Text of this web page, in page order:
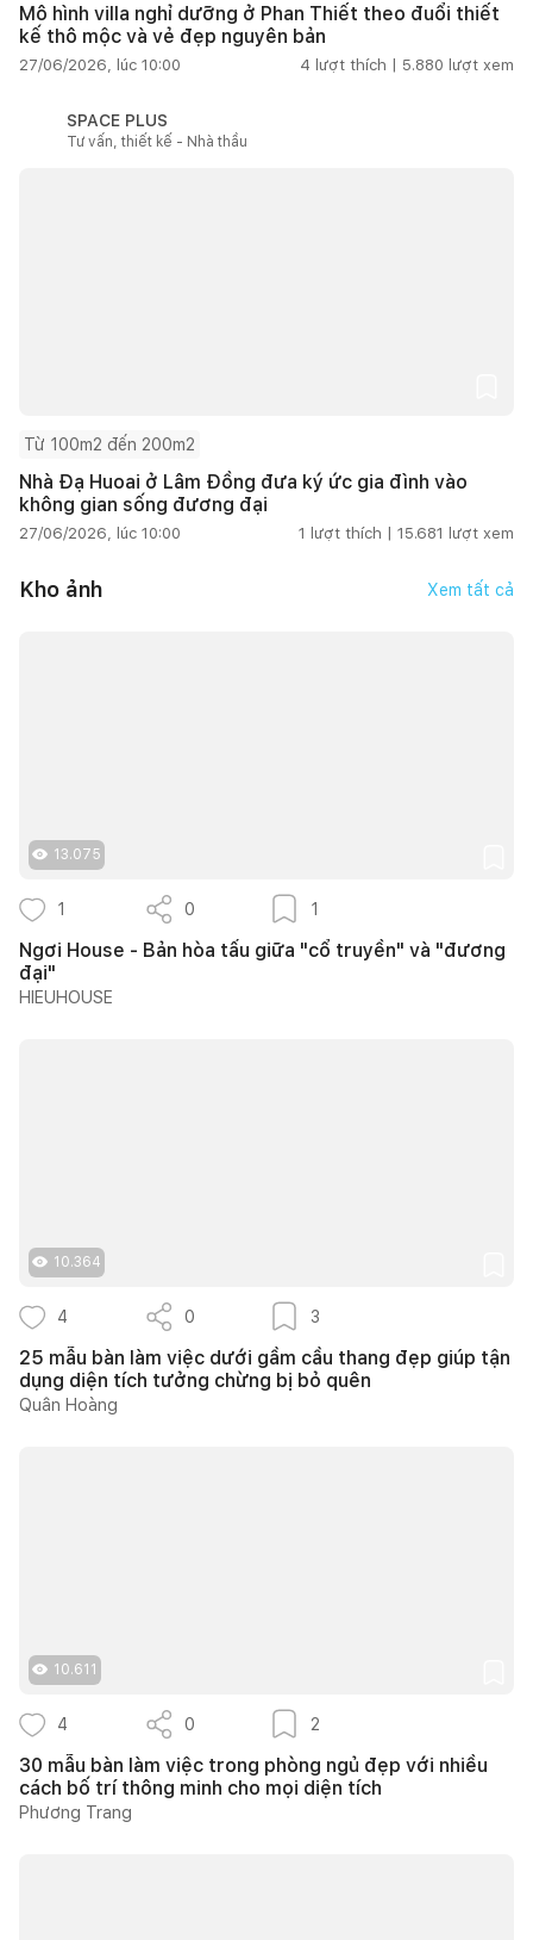
Mô hình villa nghỉ dưỡng ở Phan Thiết theo đuổi thiết
kế thô mộc và vẻ đẹp nguyên bản
27/06/2026, lúc 10:00 4 lượt thích | 5.880 lượt xem
SPACE PLUS
Tư vấn, thiết kế - Nhà thầu
Từ 100m2 đến 200m2
Nhà Đạ Huoai ở Lâm Đồng đưa ký ức gia đình vào
không gian sống đương đại
27/06/2026, lúc 10:00 1 lượt thích | 15.681 lượt xem
Kho ảnh Xem tất cả
13.075
1 0 1
Ngơi House - Bản hòa tấu giữa "cổ truyền" và "đương
đại"
HIEUHOUSE
10.364
4 0 3
25 mẫu bàn làm việc dưới gầm cầu thang đẹp giúp tận
dụng diện tích tưởng chừng bị bỏ quên
Quân Hoàng
10.611
4 0 2
30 mẫu bàn làm việc trong phòng ngủ đẹp với nhiều
cách bố trí thông minh cho mọi diện tích
Phương Trang